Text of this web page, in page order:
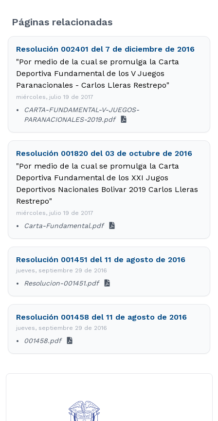
Páginas relacionadas
Resolución 002401 del 7 de diciembre de 2016
"Por medio de la cual se promulga la Carta
Deportiva Fundamental de los V Juegos
Paranacionales - Carlos Lleras Restrepo"
miércoles, julio 19 de 2017
CARTA-FUNDAMENTAL-V-JUEGOS-
PARANACIONALES-2019.pdf
Resolución 001820 del 03 de octubre de 2016
"Por medio de la cual se promulga la Carta
Deportiva Fundamental de los XXI Jugos
Deportivos Nacionales Bolivar 2019 Carlos Lleras
Restrepo"
miércoles, julio 19 de 2017
Carta-Fundamental.pdf
Resolución 001451 del 11 de agosto de 2016
jueves, septiembre 29 de 2016
Resolucion-001451.pdf
Resolución 001458 del 11 de agosto de 2016
jueves, septiembre 29 de 2016
001458.pdf